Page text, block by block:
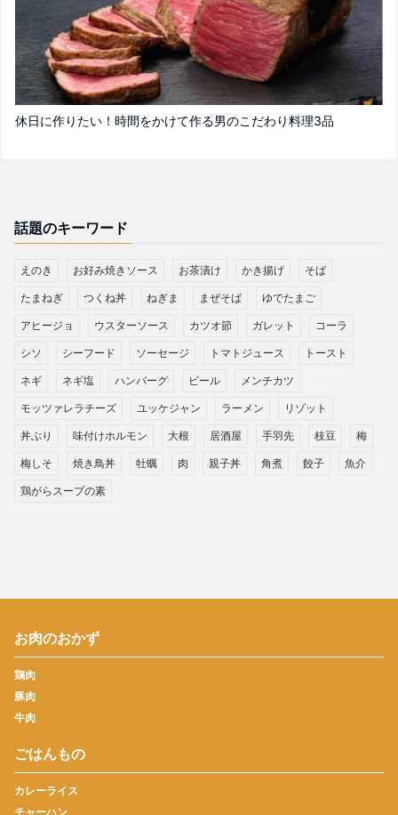
休日に作りたい！時間をかけて作る男のこだわり料理3品
話題のキーワード
えのき お好み焼きソース お茶漬け かき揚げ そば
たまねぎ つくね丼 ねぎま まぜそば ゆでたまご
アヒージョ ウスターソース カツオ節 ガレット コーラ
シソ シーフード ソーセージ トマトジュース トースト
ネギ ネギ塩 ハンバーグ ビール メンチカツ
モッツァレラチーズ ユッケジャン ラーメン リゾット
丼ぶり 味付けホルモン 大根 居酒屋 手羽先 枝豆 梅
梅しそ 焼き鳥丼 牡蠣 肉 親子丼 角煮 餃子 魚介
鶏がらスープの素
お肉のおかず
鶏肉
豚肉
牛肉
ごはんもの
カレーライス
チャーハン